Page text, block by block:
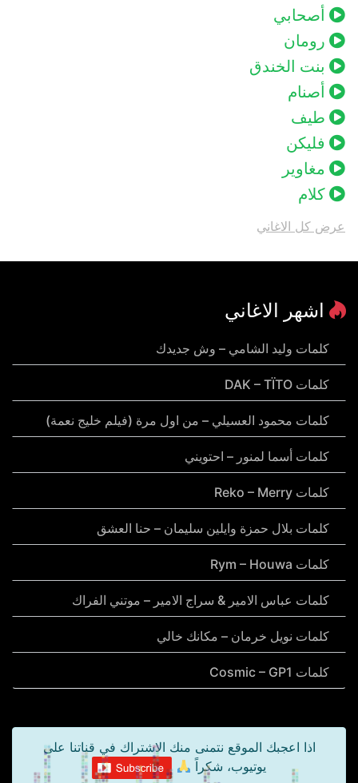
أصحابي
رومان
بنت الخندق
أصنام
طيف
فليكن
مغاوير
كلام
عرض كل الاغاني
اشهر الاغاني
كلمات وليد الشامي – وش جديدك
كلمات DAK – TÏTO
كلمات محمود العسيلي – من اول مرة (فيلم خليج نعمة)
كلمات أسما لمنور – احتويني
كلمات Reko – Merry
كلمات بلال حمزة وايلين سليمان – حنا العشق
كلمات Rym – Houwa
كلمات عباس الامير & سراج الامير – موتني الفراك
كلمات نويل خرمان – مكانك خالي
كلمات Cosmic – GP1
اذا اعجبك الموقع نتمنى منك الاشتراك في قناتنا على
يوتيوب، شكراً